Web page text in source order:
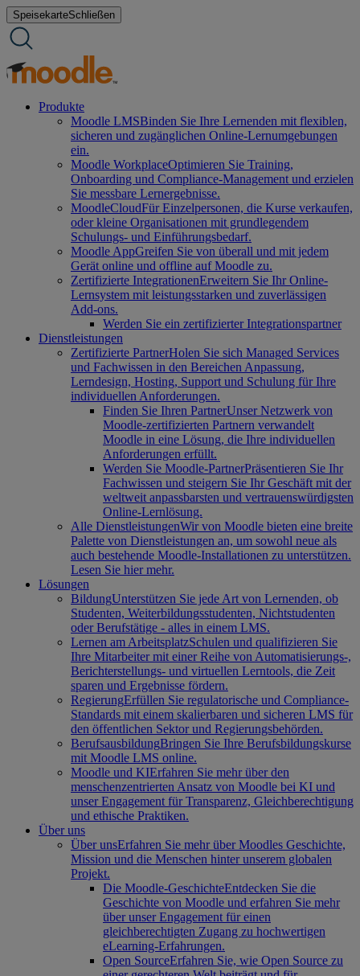
Zum
Inhalt
springen
SpeisekarteSchließen
Produkte
Moodle LMSBinden Sie Ihre Lernenden mit flexiblen,
sicheren und zugänglichen Online-Lernumgebungen
ein.
Moodle WorkplaceOptimieren Sie Training,
Onboarding und Compliance-Management und erzielen
Sie messbare Lernergebnisse.
MoodleCloudFür Einzelpersonen, die Kurse verkaufen,
oder kleine Organisationen mit grundlegendem
Schulungs- und Einführungsbedarf.
Moodle AppGreifen Sie von überall und mit jedem
Gerät online und offline auf Moodle zu.
Zertifizierte IntegrationenErweitern Sie Ihr Online-
Lernsystem mit leistungsstarken und zuverlässigen
Add-ons.
Werden Sie ein zertifizierter Integrationspartner
Dienstleistungen
Zertifizierte PartnerHolen Sie sich Managed Services
und Fachwissen in den Bereichen Anpassung,
Lerndesign, Hosting, Support und Schulung für Ihre
individuellen Anforderungen.
Finden Sie Ihren PartnerUnser Netzwerk von
Moodle-zertifizierten Partnern verwandelt
Moodle in eine Lösung, die Ihre individuellen
Anforderungen erfüllt.
Werden Sie Moodle-PartnerPräsentieren Sie Ihr
Fachwissen und steigern Sie Ihr Geschäft mit der
weltweit anpassbarsten und vertrauenswürdigsten
Online-Lernlösung.
Alle DienstleistungenWir von Moodle bieten eine breite
Palette von Dienstleistungen an, um sowohl neue als
auch bestehende Moodle-Installationen zu unterstützen.
Lesen Sie hier mehr.
Lösungen
BildungUnterstützen Sie jede Art von Lernenden, ob
Studenten, Weiterbildungsstudenten, Nichtstudenten
oder Berufstätige - alles in einem LMS.
Lernen am ArbeitsplatzSchulen und qualifizieren Sie
Ihre Mitarbeiter mit einer Reihe von Automatisierungs-,
Berichterstellungs- und virtuellen Lerntools, die Zeit
sparen und Ergebnisse fördern.
RegierungErfüllen Sie regulatorische und Compliance-
Standards mit einem skalierbaren und sicheren LMS für
den öffentlichen Sektor und Regierungsbehörden.
BerufsausbildungBringen Sie Ihre Berufsbildungskurse
mit Moodle LMS online.
Moodle und KIErfahren Sie mehr über den
menschenzentrierten Ansatz von Moodle bei KI und
unser Engagement für Transparenz, Gleichberechtigung
und ethische Praktiken.
Über uns
Über unsErfahren Sie mehr über Moodles Geschichte,
Mission und die Menschen hinter unserem globalen
Projekt.
Die Moodle-GeschichteEntdecken Sie die
Geschichte von Moodle und erfahren Sie mehr
über unser Engagement für einen
gleichberechtigten Zugang zu hochwertigen
eLearning-Erfahrungen.
Open SourceErfahren Sie, wie Open Source zu